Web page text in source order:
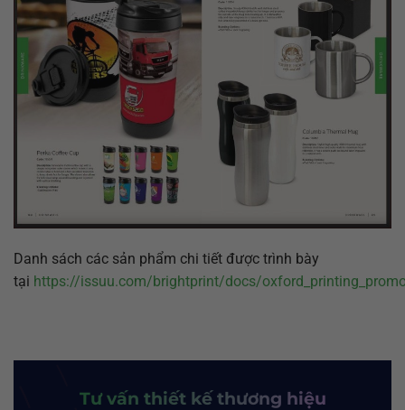
Danh sách các sản phẩm chi tiết được trình bày
tại https://issuu.com/brightprint/docs/
Tư vấn thiết kế thương hiệu